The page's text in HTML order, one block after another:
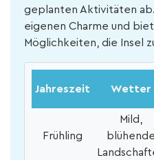
geplanten Aktivitäten
eigenen Charme und
Möglichkeiten, die Insel
Jahreszeit Wetter
Frühling
Mild,
blühende